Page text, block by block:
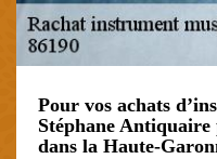
Pour vos achats
Stéphane
dans la Haute-